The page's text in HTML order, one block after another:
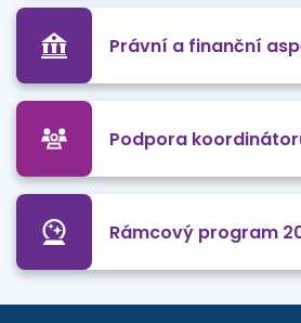
Právní a finanční
Podpora
Rámcový program